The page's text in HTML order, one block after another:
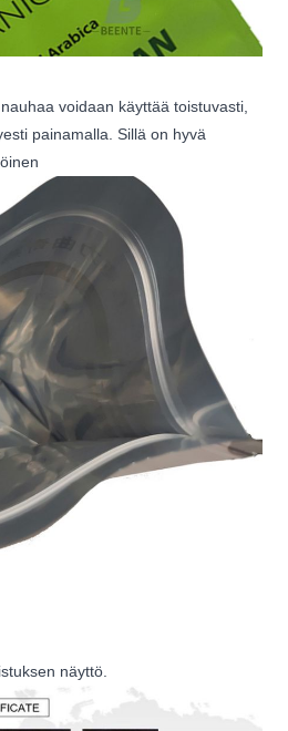
voidaan käyttää toistuvasti,
painamalla. Sillä on hyvä
näyttö.